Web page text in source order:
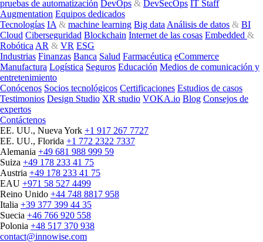
pruebas de automatización DevOps & DevSecOps IT Staff
Augmentation Equipos dedicados
Tecnologías IA & machine learning Big data Análisis de datos & BI
Cloud Ciberseguridad Blockchain Internet de las cosas Embedded &
Robótica AR & VR ESG
Industrias Finanzas Banca Salud Farmacéutica eCommerce
Manufactura Logística Seguros Educación Medios de comunicación y
entretenimiento
Conócenos Socios tecnológicos Certificaciones Estudios de casos
Testimonios Design Studio XR studio VOKA.io Blog Consejos de
expertos
Contáctenos
EE. UU., Nueva York +1 917 267 7727
EE. UU., Florida +1 772 2322 7337
Alemania +49 681 988 999 59
Suiza +49 178 233 41 75
Austria +49 178 233 41 75
EAU +971 58 527 4499
Reino Unido +44 748 8817 958
Italia +39 377 399 44 35
Suecia +46 766 920 558
Polonia +48 517 370 938
contact@innowise.com